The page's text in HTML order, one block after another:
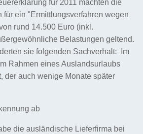
für 2011 machten die
für ein "Ermittlungsverfahren wegen
rund 14.500 Euro (inkl.
Belastungen geltend.
sie folgenden Sachverhalt: Im
Rahmen eines Auslandsurlaubs
der auch wenige Monate später
ab
die ausländische Lieferfirma bei